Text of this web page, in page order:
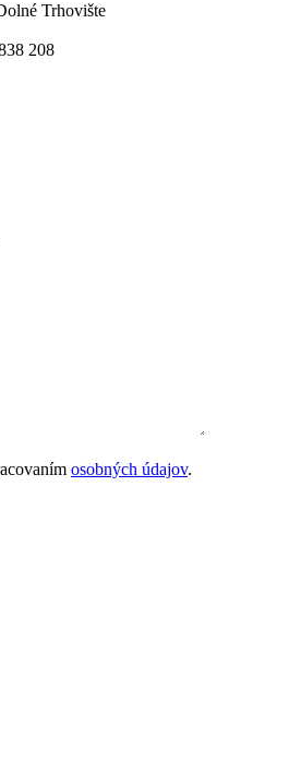
Trhovište
208
osobných údajov.